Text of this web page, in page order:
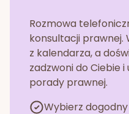
Rozmowa
konsultacji
z kalendarza, a
zadzwoni do Ciebie
porady prawnej.
Wybierz